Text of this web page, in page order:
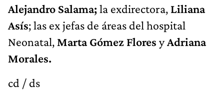
Alejandro Salama;la exdirectora, Liliana
Asís; las ex jefas de áreas del hospital
Neonatal, Marta Gómez Flores yAdriana
Morales.
cd / ds